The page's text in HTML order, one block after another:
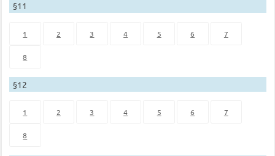
§11
1 2 3 4 5 6 7
8
§12
1 2 3 4 5 6 7
8